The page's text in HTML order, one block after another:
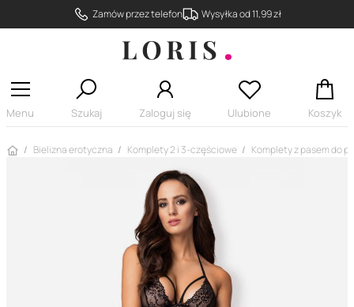
Zamów przez telefon Wysyłka od 11,99 zł
Menu Szukaj Zaloguj się Ulubione Koszyk
Strona główna
Bielizna erotyczna Komplety 2 i 3-częściowe Komplety z pasem do